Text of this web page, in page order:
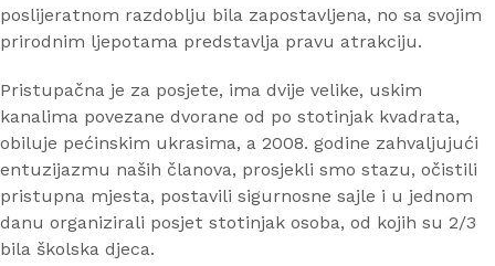
poslijeratnom razdoblju bila zapostavljena, no sa svojim
prirodnim ljepotama predstavlja pravu atrakciju.
Pristupačna je za posjete, ima dvije velike, uskim
kanalima povezane dvorane od po stotinjak kvadrata,
obiluje pećinskim ukrasima, a 2008. godine zahvaljujući
entuzijazmu naših članova, prosjekli smo stazu, očistili
pristupna mjesta, postavili sigurnosne sajle i u jednom
danu organizirali posjet stotinjak osoba, od kojih su 2/3
bila školska djeca.